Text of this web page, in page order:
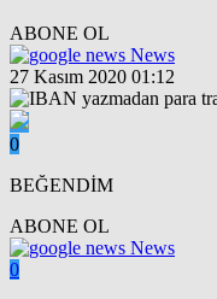
ABONE OL
News
27 Kasım 2020 01:12
0
BEĞENDİM
ABONE OL
News
0